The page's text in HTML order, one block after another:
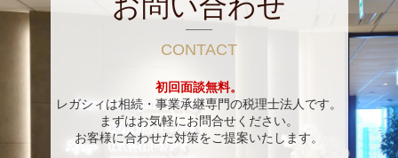
CONTACT
初回面談無料。
レガシィは相続・事業承継専門の税理士法人です。
まずはお気軽にお問合せください。
お客様に合わせた対策をご提案いたします。